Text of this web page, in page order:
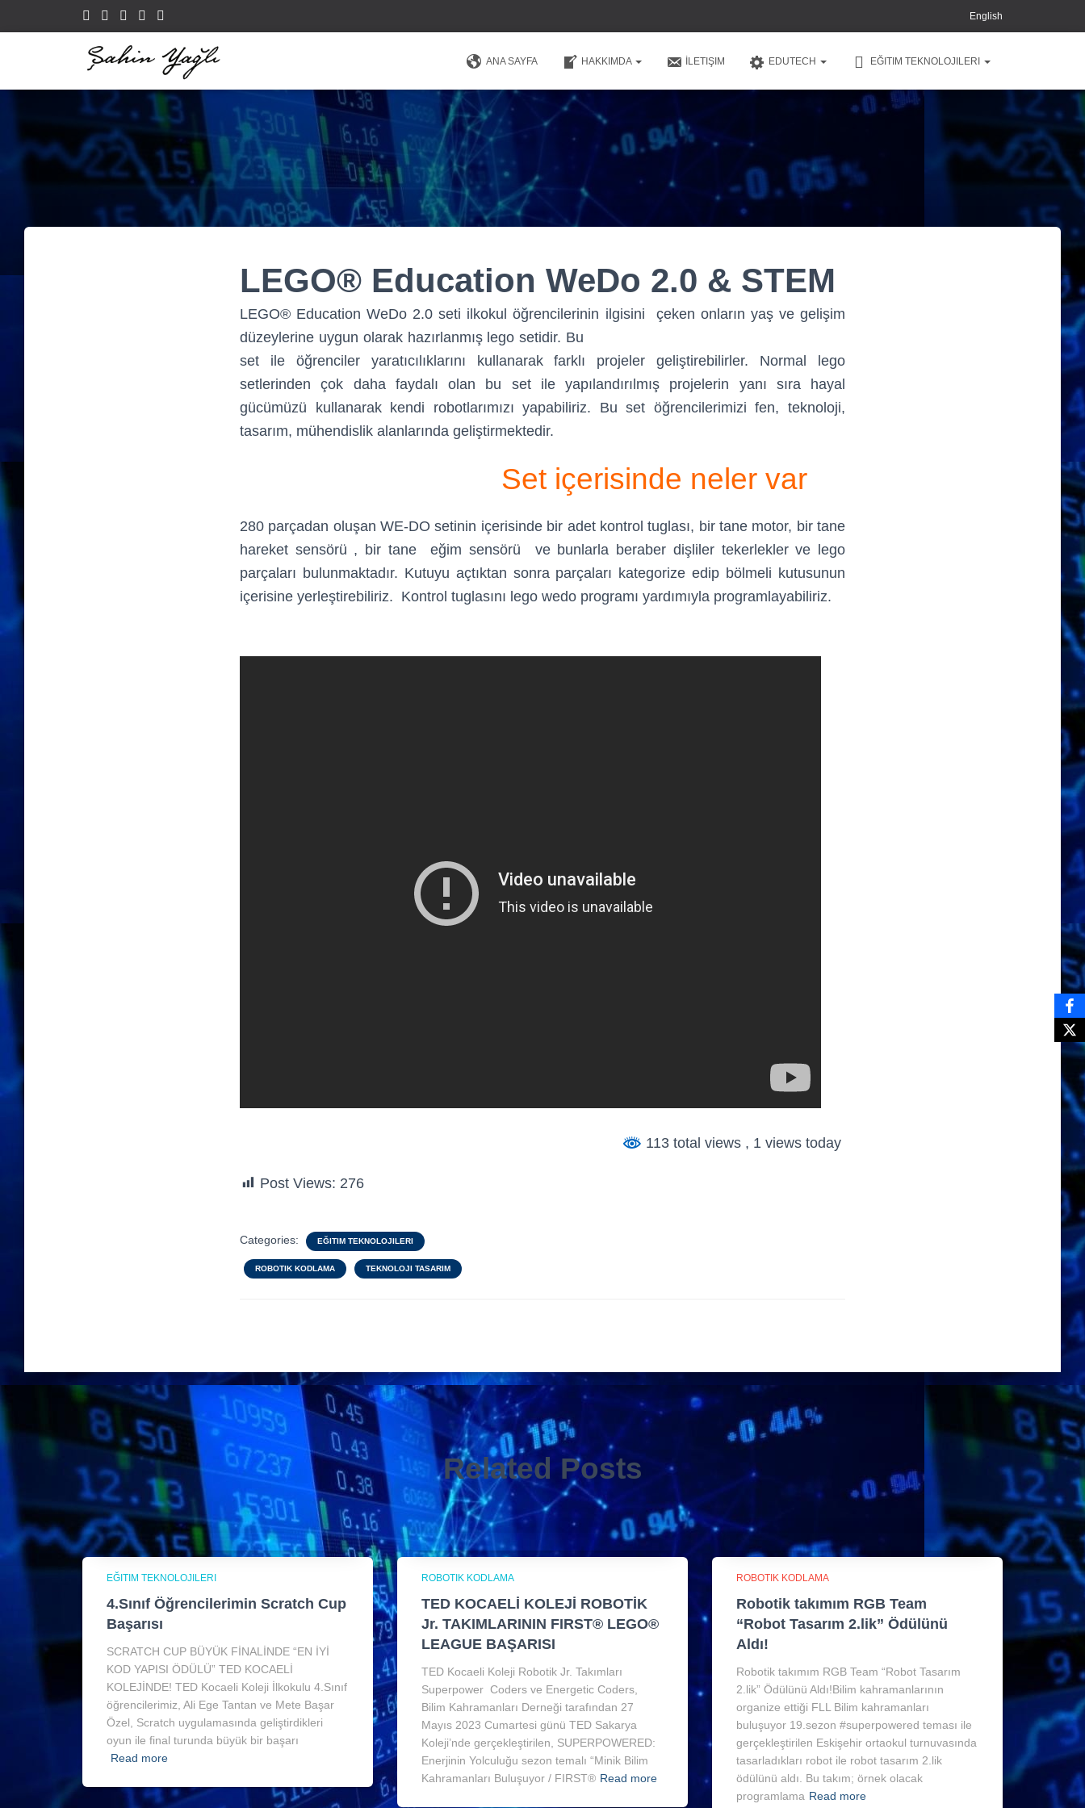
English
ANA SAYFA HAKKIMDA İLETIŞIM EDUTECH EĞITIM TEKNOLOJILERI
LEGO® Education WeDo 2.0 & STEM
LEGO® Education WeDo 2.0 seti ilkokul öğrencilerinin ilgisini çeken onların yaş ve gelişim
düzeylerine uygun olarak hazırlanmış lego setidir. Bu
set ile öğrenciler yaratıcılıklarını kullanarak farklı projeler geliştirebilirler. Normal lego
setlerinden çok daha faydalı olan bu set ile yapılandırılmış projelerin yanı sıra hayal
gücümüzü kullanarak kendi robotlarımızı yapabiliriz. Bu set öğrencilerimizi fen, teknoloji,
tasarım, mühendislik alanlarında geliştirmektedir.
Set içerisinde neler var
280 parçadan oluşan WE-DO setinin içerisinde bir adet kontrol tuglası, bir tane motor, bir tane
hareket sensörü , bir tane eğim sensörü ve bunlarla beraber dişliler tekerlekler ve lego
parçaları bulunmaktadır. Kutuyu açtıktan sonra parçaları kategorize edip bölmeli kutusunun
içerisine yerleştirebiliriz. Kontrol tuglasını lego wedo programı yardımıyla programlayabiliriz.
113 total views , 1 views today
Post Views: 276
Categories: EĞITIM TEKNOLOJILERI
ROBOTIK KODLAMA TEKNOLOJI TASARIM
Related Posts
EĞITIM TEKNOLOJILERI
4.Sınıf Öğrencilerimin Scratch Cup
Başarısı
SCRATCH CUP BÜYÜK FİNALİNDE “EN İYİ
KOD YAPISI ÖDÜLÜ” TED KOCAELİ
KOLEJİNDE! TED Kocaeli Koleji İlkokulu 4.Sınıf
öğrencilerimiz, Ali Ege Tantan ve Mete Başar
Özel, Scratch uygulamasında geliştirdikleri
oyun ile final turunda büyük bir başarı
Read more
ROBOTIK KODLAMA
TED KOCAELİ KOLEJİ ROBOTİK
Jr. TAKIMLARININ FIRST® LEGO®
LEAGUE BAŞARISI
TED Kocaeli Koleji Robotik Jr. Takımları
Superpower Coders ve Energetic Coders,
Bilim Kahramanları Derneği tarafından 27
Mayıs 2023 Cumartesi günü TED Sakarya
Koleji’nde gerçekleştirilen, SUPERPOWERED:
Enerjinin Yolculuğu sezon temalı “Minik Bilim
Kahramanları Buluşuyor / FIRST® Read more
ROBOTIK KODLAMA
Robotik takımım RGB Team
“Robot Tasarım 2.lik” Ödülünü
Aldı!
Robotik takımım RGB Team “Robot Tasarım
2.lik” Ödülünü Aldı!Bilim kahramanlarının
organize ettiği FLL Bilim kahramanları
buluşuyor 19.sezon #superpowered teması ile
gerçekleştirilen Eskişehir ortaokul turnuvasında
tasarladıkları robot ile robot tasarım 2.lik
ödülünü aldı. Bu takım; örnek olacak
programlama Read more